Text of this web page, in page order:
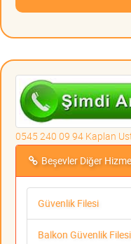
0545 240 09 94 Kaplan
Beşevler Diğer
Güvenlik Filesi
Balkon Güvenlik Filesi